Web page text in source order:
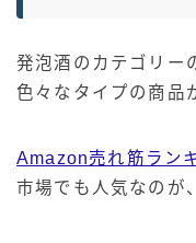
発泡酒のカテゴリー
色々なタイプの商品
Amazon売れ筋ラン
市場でも人気なのが、